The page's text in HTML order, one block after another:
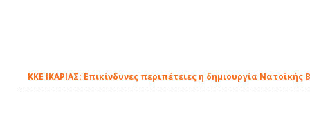
ΚΚΕ ΙΚΑΡΙΑΣ: Επικίνδυνες περιπέτειες η δημιουργία Νατοϊκής